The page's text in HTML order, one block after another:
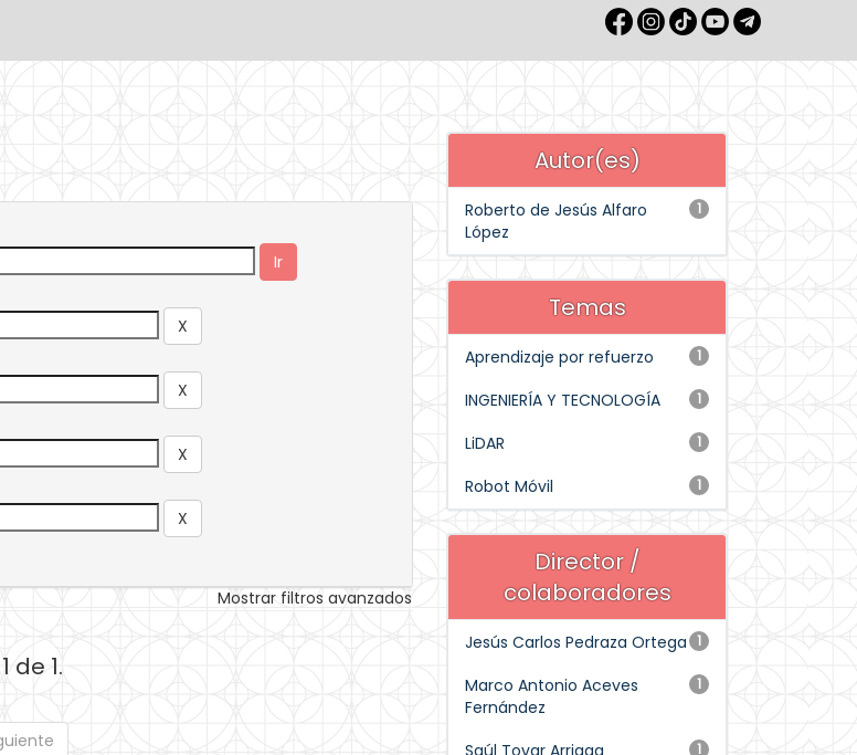
Mostrar filtros avanzados
de 1.
Autor(es)
1
Roberto de Jesús Alfaro
López
Temas
1
Aprendizaje por refuerzo
1
INGENIERÍA Y TECNOLOGÍA
1
LiDAR
1
Robot Móvil
Director /
colaboradores
1
Jesús Carlos Pedraza Ortega
1
Marco Antonio Aceves
Fernández
1
Saúl Tovar Arriaga